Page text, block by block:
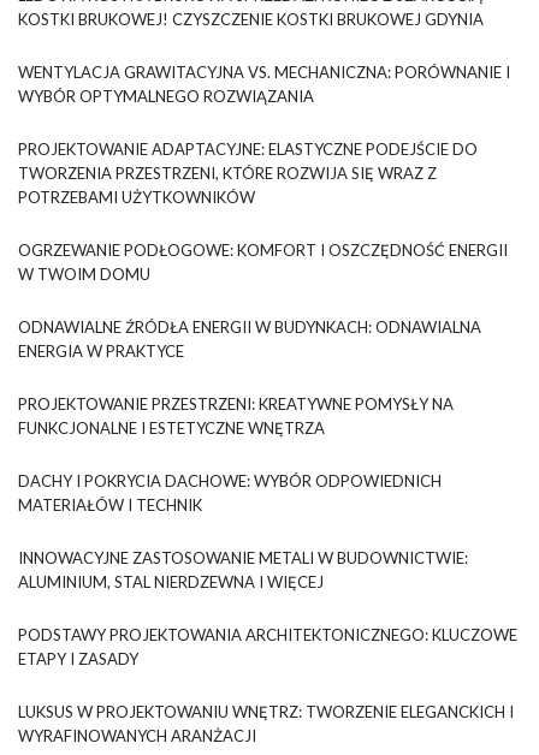
KOSTKI BRUKOWEJ! CZYSZCZENIE KOSTKI BRUKOWEJ GDYNIA
WENTYLACJA GRAWITACYJNA VS. MECHANICZNA: PORÓWNANIE I
WYBÓR OPTYMALNEGO ROZWIĄZANIA
PROJEKTOWANIE ADAPTACYJNE: ELASTYCZNE PODEJŚCIE DO
TWORZENIA PRZESTRZENI, KTÓRE ROZWIJA SIĘ WRAZ Z
POTRZEBAMI UŻYTKOWNIKÓW
OGRZEWANIE PODŁOGOWE: KOMFORT I OSZCZĘDNOŚĆ ENERGII
W TWOIM DOMU
ODNAWIALNE ŹRÓDŁA ENERGII W BUDYNKACH: ODNAWIALNA
ENERGIA W PRAKTYCE
PROJEKTOWANIE PRZESTRZENI: KREATYWNE POMYSŁY NA
FUNKCJONALNE I ESTETYCZNE WNĘTRZA
DACHY I POKRYCIA DACHOWE: WYBÓR ODPOWIEDNICH
MATERIAŁÓW I TECHNIK
INNOWACYJNE ZASTOSOWANIE METALI W BUDOWNICTWIE:
ALUMINIUM, STAL NIERDZEWNA I WIĘCEJ
PODSTAWY PROJEKTOWANIA ARCHITEKTONICZNEGO: KLUCZOWE
ETAPY I ZASADY
LUKSUS W PROJEKTOWANIU WNĘTRZ: TWORZENIE ELEGANCKICH I
WYRAFINOWANYCH ARANŻACJI